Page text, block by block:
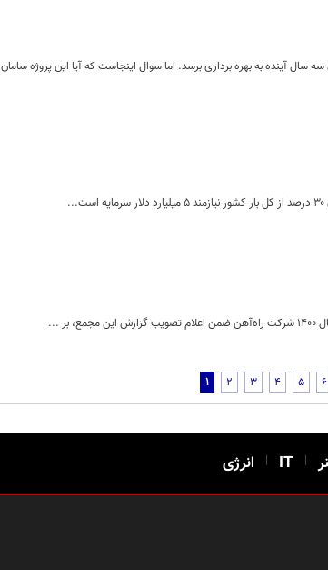
قرار است طی سه سال آینده به بهره برداری برسد. اما سوال اینجاست که آیا این پروژه سامان
...
1 2 3 4 5 6
|
IT
| انرژی